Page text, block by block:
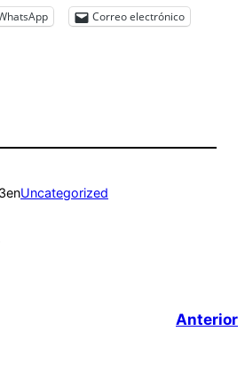
Correo electrónico
enUncategorized
Anterior